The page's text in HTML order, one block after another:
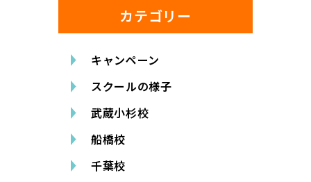
カテゴリー
キャンペーン
スクールの様子
武蔵小杉校
船橋校
千葉校